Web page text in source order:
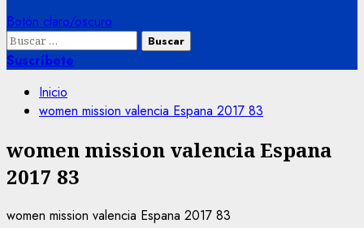
Botón claro/oscuro
Buscar:
Suscríbete
Inicio
women mission valencia Espana 2017 83
women mission valencia Espana
2017 83
women mission valencia Espana 2017 83